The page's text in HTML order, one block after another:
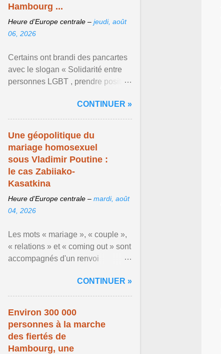
Hambourg ...
Heure d’Europe centrale – jeudi, août
06, 2026
Certains ont brandi des pancartes
avec le slogan « Solidarité entre
personnes LGBT , prendre position
raison de l ... Afficher l'article ...
CONTINUER »
Une géopolitique du
mariage homosexuel
sous Vladimir Poutine :
le cas Zabiiako-
Kasatkina
Heure d’Europe centrale – mardi, août
04, 2026
Les mots « mariage », « couple »,
« relations » et « coming out » sont
accompagnés d'un renvoi
mouvement LGBT ... Afficher
l'article ...
CONTINUER »
Environ 300 000
personnes à la marche
des fiertés de
Hambourg, une